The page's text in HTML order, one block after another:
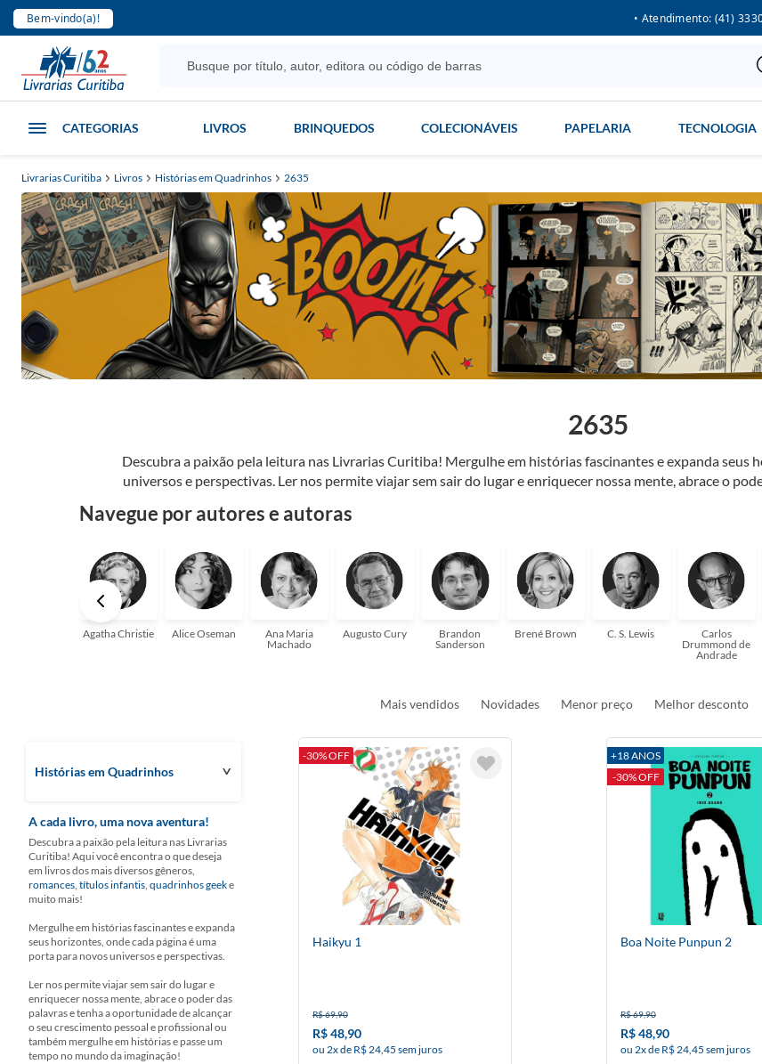
Bem-vindo(a)! • Atendimento: (41)
CATEGORIAS LIVROS BRINQUEDOS COLECIONÁVEIS PAPELARIA TECNOLOGIA
Livrarias Curitiba Livros Histórias em Quadrinhos 2635
Descubra a paixão pela leitura nas Livrarias Curitiba! Mergulhe em histórias fascinantes e expanda seus
universos e perspectivas. Ler nos permite viajar sem sair do lugar e enriquecer nossa mente, abrace o
aqui para ajudar a transformar a sua! Tenha certeza, temos o livro
2635
Navegue por autores e autoras
Agatha Christie Alice Oseman
Ana Maria
Machado
Augusto Cury
Brandon
Sanderson
Brené Brown C. S. Lewis
Carlos
Drummond de
Andrade
Mais vendidos Novidades Menor preço Melhor desconto
Histórias em Quadrinhos
A cada livro, uma nova aventura!
Descubra a paixão pela leitura nas Livrarias
Curitiba! Aqui você encontra o que deseja
em livros dos mais diversos gêneros,
romances, títulos infantis, quadrinhos geeke
muito mais!
Mergulhe em histórias fascinantes e expanda
seus horizontes, onde cada página é uma
porta para novos universos e perspectivas.
Ler nos permite viajar sem sair do lugar e
enriquecer nossa mente, abrace o poder das
palavras e tenha a oportunidade de alcançar
o seu crescimento pessoal e profissional ou
também mergulhe em histórias e passe um
tempo no mundo da imaginação!
-30% OFF
Haikyu 1
R$ 69,90
R$ 48,90
ou 2x de R$ 24,45 sem juros
+18 ANOS
-30% OFF
Boa Noite Punpun 2
R$ 69,90
R$ 48,90
ou 2x de R$ 24,45 sem juros